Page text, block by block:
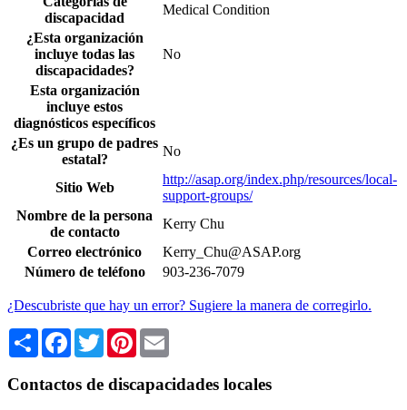
discapacidad
Medical Condition
¿Esta organización
incluye todas las
discapacidades?
No
Esta organización
incluye estos
diagnósticos específicos
¿Es un grupo de padres
estatal?
No
Sitio Web
http://asap.org/index.php/resources/local-
support-groups/
Nombre de la persona
de contacto
Kerry Chu
Correo electrónico
Kerry_Chu@ASAP.org
Número de teléfono
903-236-7079
¿Descubriste que hay un error? Sugiere la manera de corregirlo.
Share Facebook
TwitterPinterest
Contactos de discapacidades locales